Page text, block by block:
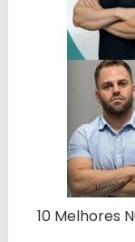
10 Melhores